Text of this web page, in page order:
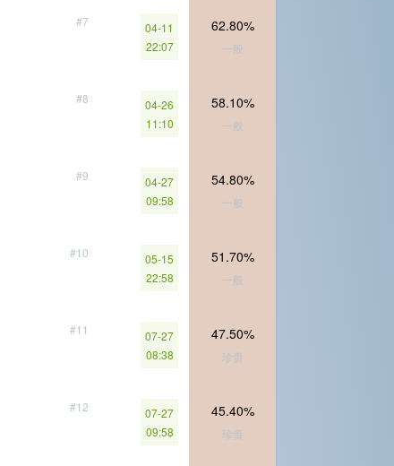
#7
04-11
22:07
62.80%
一般
#8
04-26
11:10
58.10%
一般
#9
04-27
09:58
54.80%
一般
#10
05-15
22:58
51.70%
一般
#11
07-27
08:38
47.50%
珍贵
#12
07-27
09:58
45.40%
珍贵